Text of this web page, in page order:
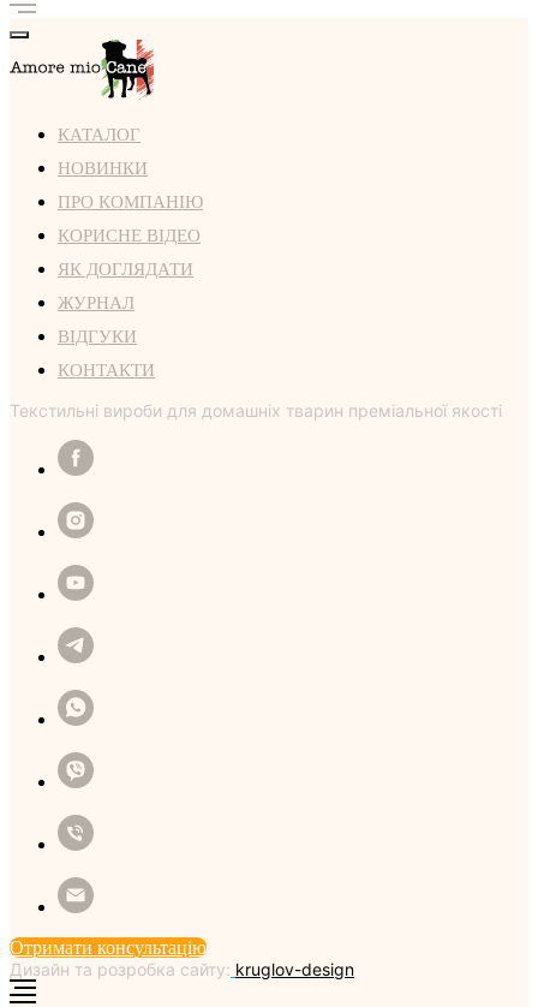
КАТАЛОГ
НОВИНКИ
ПРО КОМПАНІЮ
КОРИСНЕ ВІДЕО
ЯК ДОГЛЯДАТИ
ЖУРНАЛ
ВІДГУКИ
КОНТАКТИ
Текстильні вироби для домашніх тварин преміальної якості
Отримати консультацію
Дизайн та розробка сайту: kruglov-design